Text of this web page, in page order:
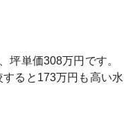
坪単価308万円です。
ると 173万円も高い水